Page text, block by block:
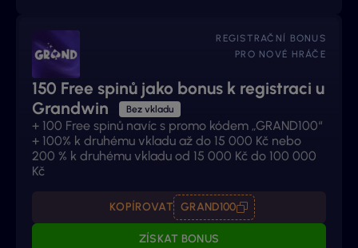
REGISTRAČNÍ BONUS
PRO NOVÉ HRÁČE
150 Free spinů jako bonus k registraci u
Grandwin
Bez vkladu
+ 100 Free spinů navíc s promo kódem „GRAND100“
+ 100% k druhému vkladu až do 15 000 Kč nebo
200 % k druhému vkladu od 15 000 Kč do 100 000
Kč
KOPÍROVAT GRAND100
ZÍSKAT BONUS